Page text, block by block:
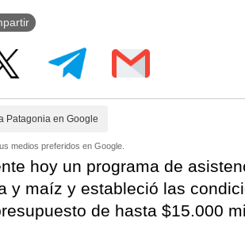
Patagonia en Google
medios preferidos en Google.
hoy un programa de
y maíz y estableció las
de hasta $15.000